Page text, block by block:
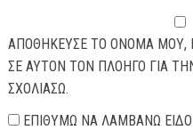
ΑΠΟΘΉΚΕΥΣΕ ΤΟ ΌΝΟΜΆ ΜΟΥ,
ΣΕ ΑΥΤΌΝ ΤΟΝ ΠΛΟΗΓΌ ΓΙΑ
ΣΧΟΛΙΆΣΩ.
ΕΠΙΘΥΜΏ ΝΑ ΛΑΜΒΆΝΩ